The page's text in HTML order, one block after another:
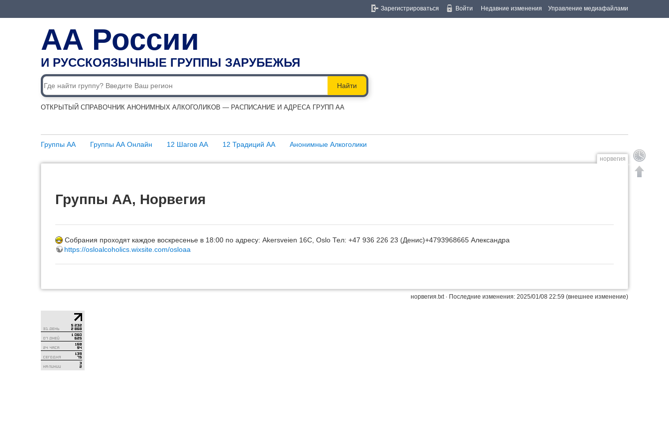
АА России
И РУССКОЯЗЫЧНЫЕ ГРУППЫ ЗАРУБЕЖЬЯ
Найти
ОТКРЫТЫЙ СПРАВОЧНИК АНОНИМНЫХ АЛКОГОЛИКОВ — РАСПИСАНИЕ И АДРЕСА ГРУПП АА
Группы АА Группы АА Онлайн 12 Шагов АА 12 Традиций АА Анонимные Алкоголики
Зарегистрироваться Войти Недавние изменения Управление медиафайлами
норвегия
Группы АА, Норвегия
Собрания проходят каждое воскресенье в 18:00 по адресу: Akersveien 16C, Oslo Тел: +47 936 226 23 (Денис)+4793968665 Александра
https://osloalcoholics.wixsite.com/osloaa
норвегия.txt · Последние изменения: 2025/01/08 22:59 (внешнее изменение)